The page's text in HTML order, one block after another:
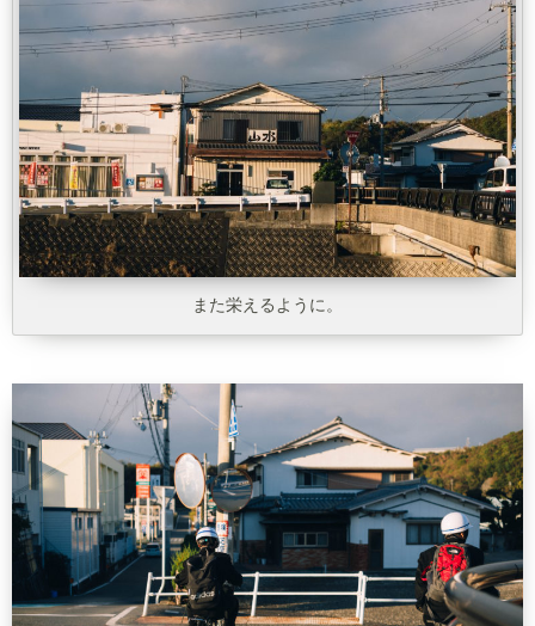
また栄えるように。